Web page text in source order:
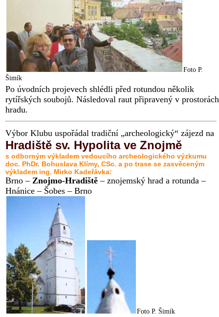
Foto P.
Šimík
Po úvodních projevech shlédli před rotundou několik
rytířských soubojů. Následoval raut připravený v prostorách
hradu.
Výbor Klubu uspořádal tradiční „archeologický“ zájezd na
Hradiště sv. Hypolita ve Znojmě
s odborným výkladem vedoucího archeologického výzkumu
doc. PhDr. Bohuslava Klímy, CSc. a po trase se zasvěceným
výkladem ing. Mirko Kadeřávka:
Brno – Znojmo-Hradiště – znojemský hrad a rotunda –
Hnánice – Šobes – Brno
Foto P. Šimík